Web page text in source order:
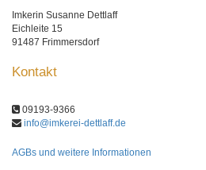
Imkerin Susanne Dettlaff
Eichleite 15
91487 Frimmersdorf
Kontakt
09193-9366
info@imkerei-dettlaff.de
AGBs und weitere Informationen